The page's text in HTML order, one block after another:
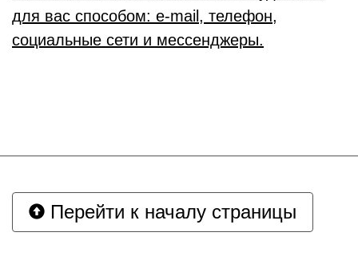
для вас способом: e-mail, телефон,
социальные сети и мессенджеры.
Перейти к началу страницы